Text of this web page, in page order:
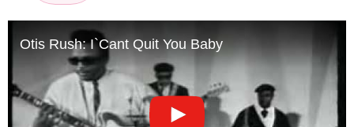
Otis Rush: I`Cant Quit You Baby